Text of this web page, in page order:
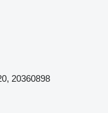
20360898